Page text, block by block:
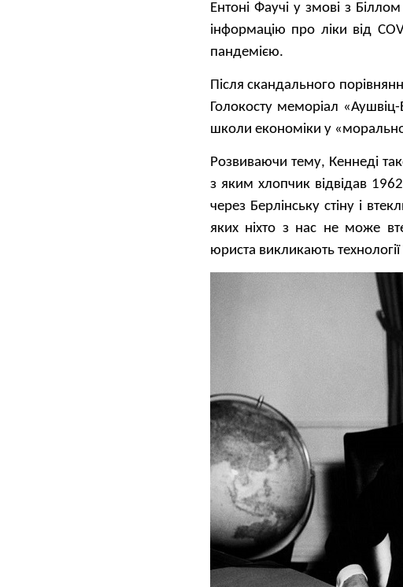
Ентоні Фаучі у змові з
інформацію про ліки від
пандемією.
Після скандального
Голокосту меморіал
школи економіки у
Розвиваючи тему, Кеннеді
з яким хлопчик відвідав
через Берлінську стіну і
яких ніхто з нас не може
юриста викликають